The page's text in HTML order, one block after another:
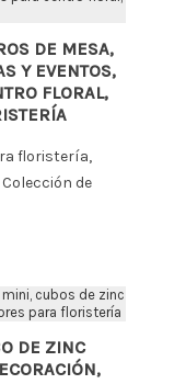
DE MESA,
Y EVENTOS,
FLORAL,
floristería,
de
DE ZINC